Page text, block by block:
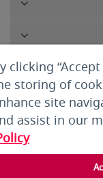
clicking
storing of
site
assist in our